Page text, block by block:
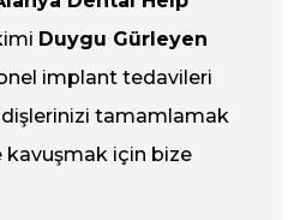
Duygu Gürleyen
implant tedavileri
dişlerinizi tamamlamak
kavuşmak için bize